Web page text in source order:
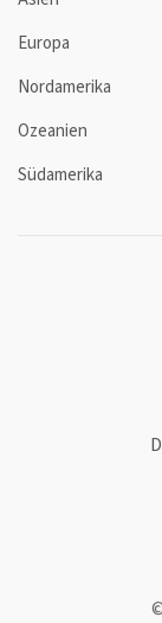
Europa
Nordamerika
Ozeanien
Südamerika